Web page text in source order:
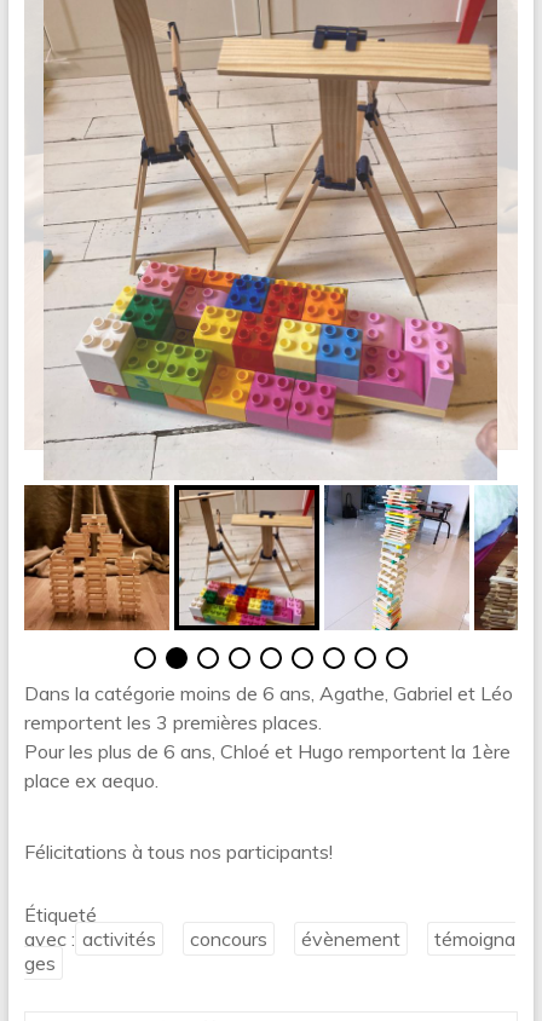
Dans la catégorie moins de 6 ans, Agathe, Gabriel et Léo
remportent les 3 premières places.
Pour les plus de 6 ans, Chloé et Hugo remportent la 1ère
place ex aequo.
Félicitations à tous nos participants!
Étiqueté
avec : activités concours évènement
témoigna
ges